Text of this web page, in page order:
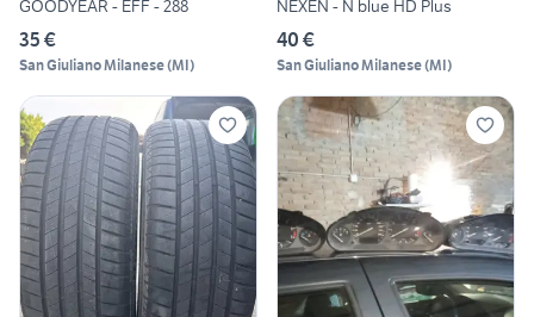
GOODYEAR - EFF - 288
35 €
San Giuliano Milanese(MI)
NEXEN - N blue HD Plus
40 €
San Giuliano Milanese(MI)